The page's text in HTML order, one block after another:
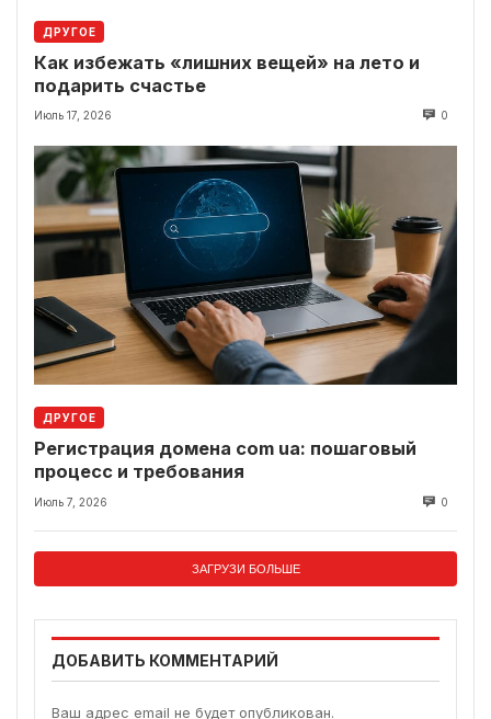
ДРУГОЕ
Как избежать «лишних вещей» на лето и
подарить счастье
Июль 17, 2026 0
ДРУГОЕ
Регистрация домена com ua: пошаговый
процесс и требования
Июль 7, 2026 0
ЗАГРУЗИ БОЛЬШЕ
ДОБАВИТЬ КОММЕНТАРИЙ
Ваш адрес email не будет опубликован.